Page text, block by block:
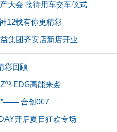
大会 接待用车交车仪式
12载有你更精彩
集团齐安店新店开业
彩回顾
EDG高能来袭
”—— 合创007
开启夏日狂欢专场